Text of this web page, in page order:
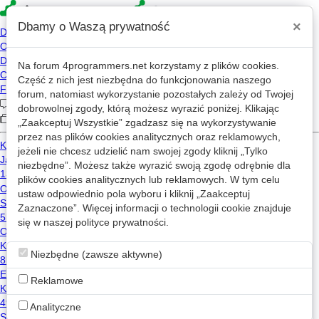
4p » Forum » Inne języki programowania
Programowanie w języku Go
1 2 3 »
Nowy wątek
Debugowanie frameworka GIN w kontenerze
5 726
1
docker
Dregorio
Rozszerzanie funkcjonalności poprzez osobny projekt na github
go
golang
Dbamy o Waszą prywatność ×
Na forum 4programmers.net korzystamy z plików cookies.
Część z nich jest niezbędna do funkcjonowania naszego
forum, natomiast wykorzystanie pozostałych zależy od Twojej
dobrowolnej zgody, którą możesz wyrazić poniżej. Klikając
„Zaakceptuj Wszystkie” zgadzasz się na wykorzystywanie
przez nas plików cookies analitycznych oraz reklamowych,
jeżeli nie chcesz udzielić nam swojej zgody kliknij „Tylko
niezbędne”. Możesz także wyrazić swoją zgodę odrębnie dla
plików cookies analitycznych lub reklamowych. W tym celu
ustaw odpowiednio pola wyboru i kliknij „Zaakceptuj
Zaznaczone”. Więcej informacji o technologii cookie znajduje
się w naszej polityce prywatności.
Niezbędne (zawsze aktywne)
Reklamowe
Analityczne